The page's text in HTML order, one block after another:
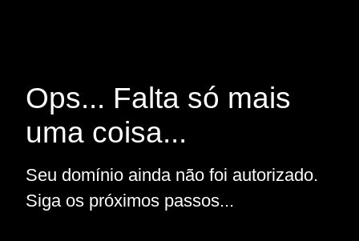
Ops... Falta só mais
uma coisa...
Seu domínio ainda não foi autorizado.
Siga os próximos passos...